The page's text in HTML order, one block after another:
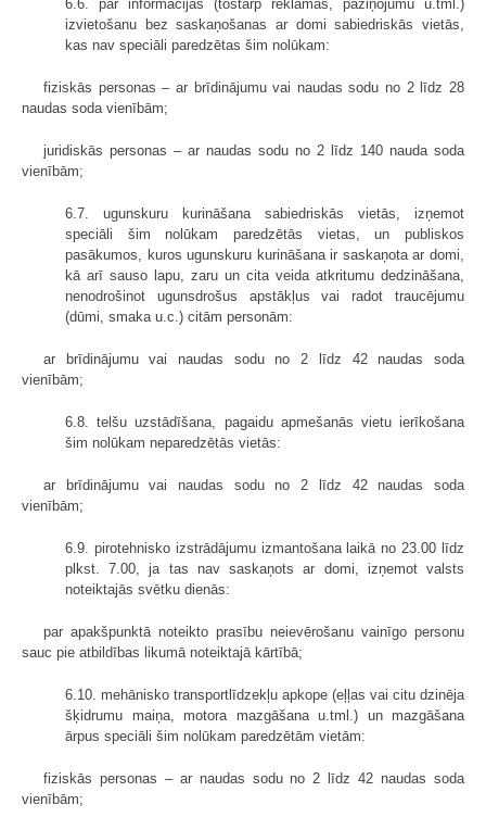
6.6. par informācijas (tostarp reklāmas, paziņojumu u.tml.)
izvietošanu bez saskaņošanas ar domi sabiedriskās vietās,
kas nav speciāli paredzētas šim nolūkam:
fiziskās personas – ar brīdinājumu vai naudas sodu no 2 līdz 28
naudas soda vienībām;
juridiskās personas – ar naudas sodu no 2 līdz 140 nauda soda
vienībām;
6.7. ugunskuru kurināšana sabiedriskās vietās, izņemot
speciāli šim nolūkam paredzētās vietas, un publiskos
pasākumos, kuros ugunskuru kurināšana ir saskaņota ar domi,
kā arī sauso lapu, zaru un cita veida atkritumu dedzināšana,
nenodrošinot ugunsdrošus apstākļus vai radot traucējumu
(dūmi, smaka u.c.) citām personām:
ar brīdinājumu vai naudas sodu no 2 līdz 42 naudas soda
vienībām;
6.8. telšu uzstādīšana, pagaidu apmešanās vietu ierīkošana
šim nolūkam neparedzētās vietās:
ar brīdinājumu vai naudas sodu no 2 līdz 42 naudas soda
vienībām;
6.9. pirotehnisko izstrādājumu izmantošana laikā no 23.00 līdz
plkst. 7.00, ja tas nav saskaņots ar domi, izņemot valsts
noteiktajās svētku dienās:
par apakšpunktā noteikto prasību neievērošanu vainīgo personu
sauc pie atbildības likumā noteiktajā kārtībā;
6.10. mehānisko transportlīdzekļu apkope (eļļas vai citu dzinēja
šķidrumu maiņa, motora mazgāšana u.tml.) un mazgāšana
ārpus speciāli šim nolūkam paredzētām vietām:
fiziskās personas – ar naudas sodu no 2 līdz 42 naudas soda
vienībām;